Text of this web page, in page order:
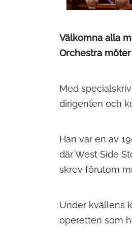
Välkomna alla
Orchestra
Med
dirigenten och
Han var en av
där West Side
skrev förutom
Under kvällens
operetten som